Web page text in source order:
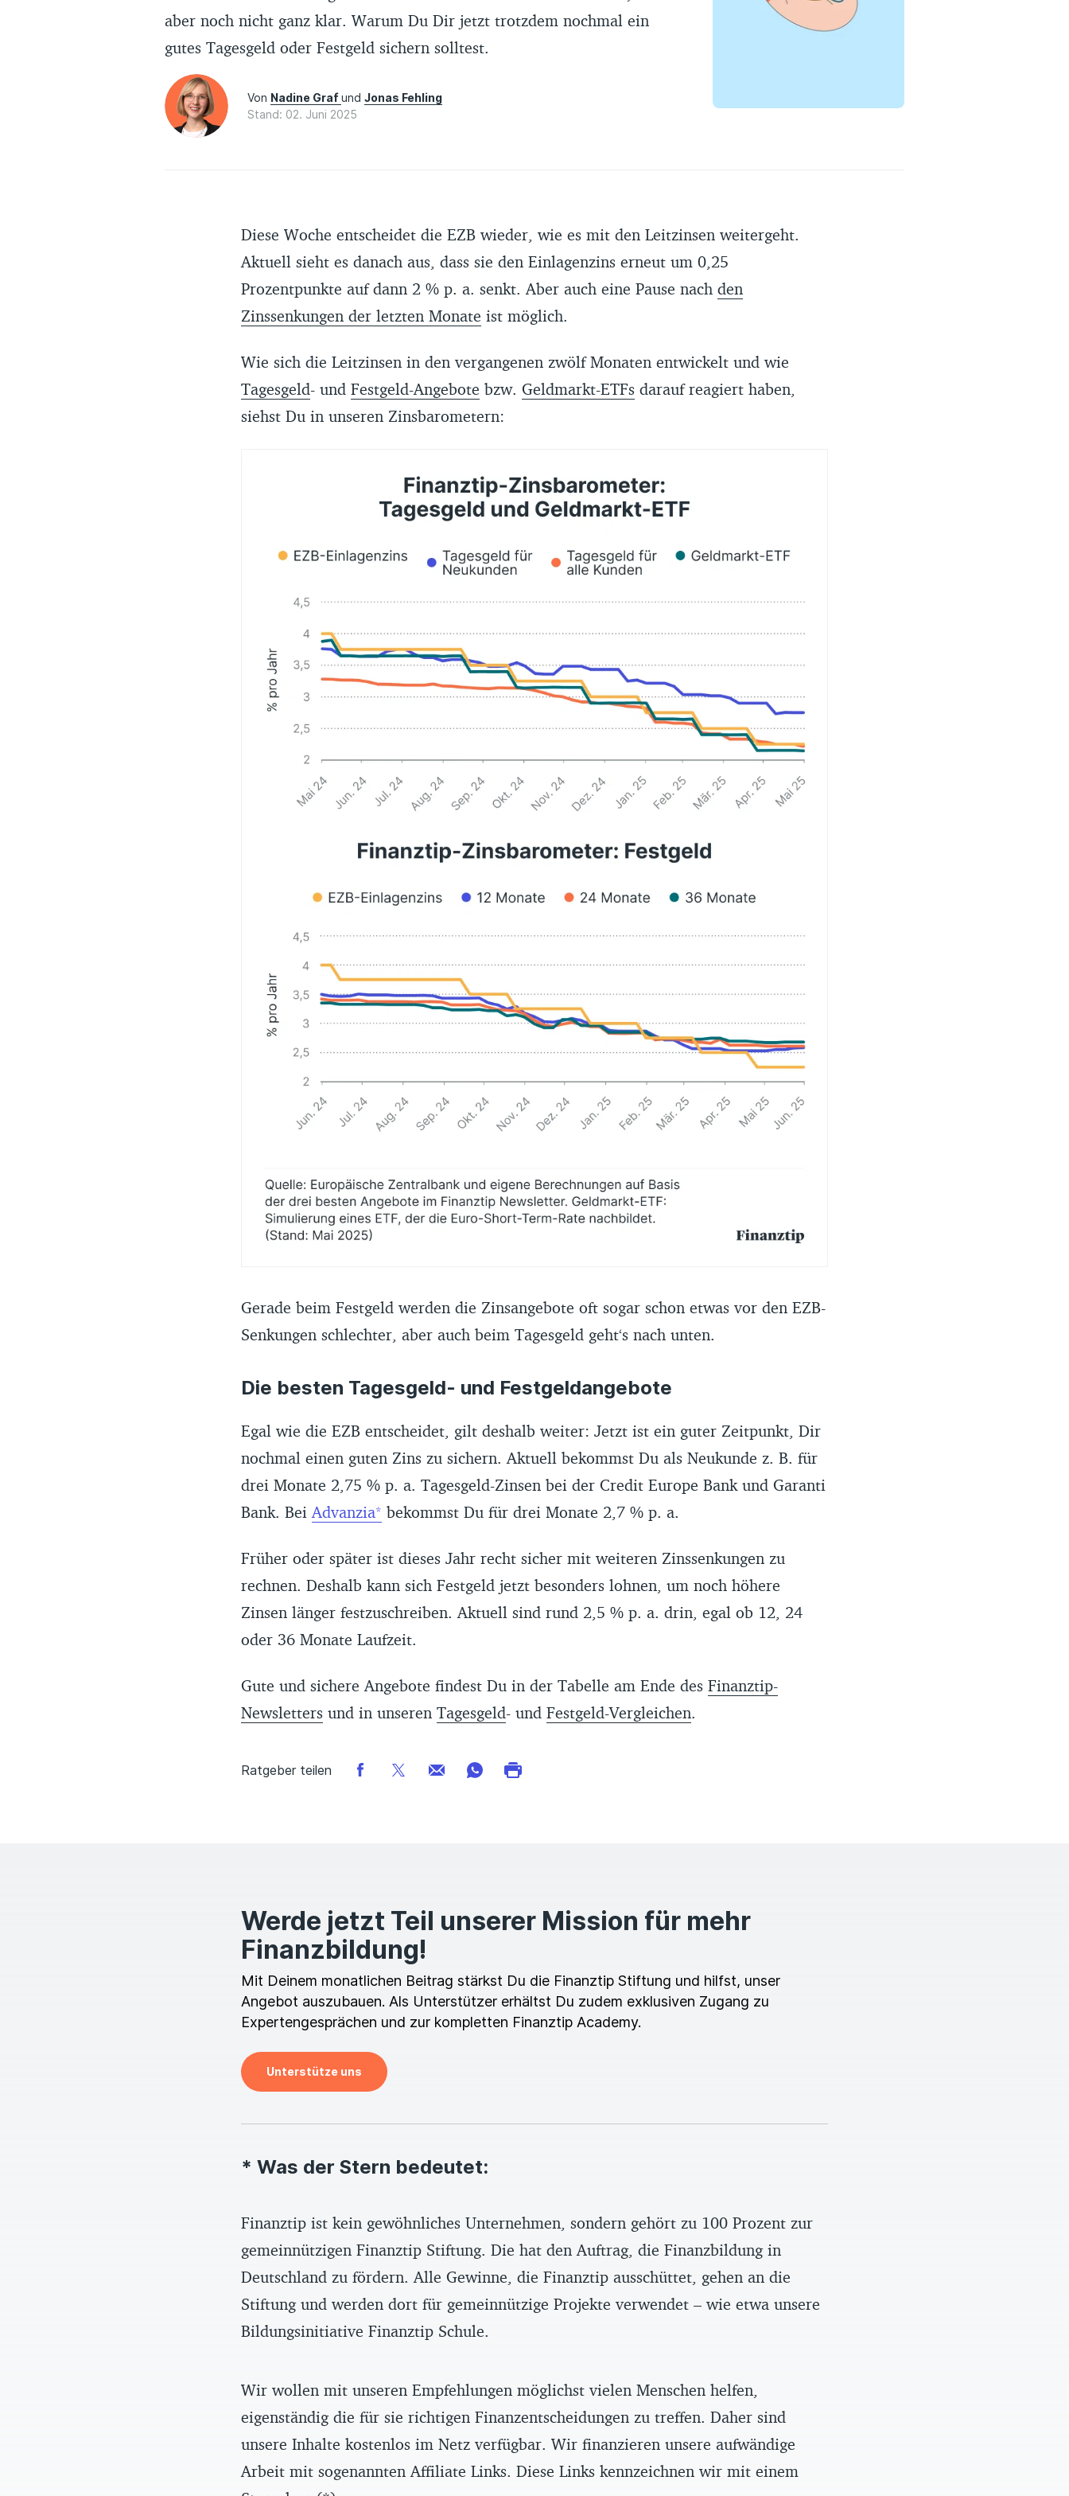
Erfahrungsportal
Academy
aber noch nicht ganz klar. Warum Du Dir jetzt trotzdem nochmal ein
gutes Tagesgeld oder Festgeld sichern solltest.
Von Nadine GrafundJonas Fehling
Stand: 02. Juni 2025
Diese Woche entscheidet die EZB wieder, wie es mit den Leitzinsen weitergeht.
Aktuell sieht es danach aus, dass sie den Einlagenzins erneut um 0,25
Prozentpunkte auf dann 2 % p. a. senkt. Aber auch eine Pause nach den
Zinssenkungen der letzten Monate ist möglich.
Wie sich die Leitzinsen in den vergangenen zwölf Monaten entwickelt und wie
Tagesgeld- und Festgeld-Angebote bzw. Geldmarkt-ETFs darauf reagiert haben,
siehst Du in unseren Zinsbarometern:
Gerade beim Festgeld werden die Zinsangebote oft sogar schon etwas vor den EZB-
Senkungen schlechter, aber auch beim Tagesgeld geht‘s nach unten.
Die besten Tagesgeld- und Festgeldangebote
Egal wie die EZB entscheidet, gilt deshalb weiter: Jetzt ist ein guter Zeitpunkt, Dir
nochmal einen guten Zins zu sichern. Aktuell bekommst Du als Neukunde z. B. für
drei Monate 2,75 % p. a. Tagesgeld-Zinsen bei der Credit Europe Bank und Garanti
Bank. Bei Advanzia bekommst Du für drei Monate 2,7 % p. a.
Früher oder später ist dieses Jahr recht sicher mit weiteren Zinssenkungen zu
rechnen. Deshalb kann sich Festgeld jetzt besonders lohnen, um noch höhere
Zinsen länger festzuschreiben. Aktuell sind rund 2,5 % p. a. drin, egal ob 12, 24
oder 36 Monate Laufzeit.
Gute und sichere Angebote findest Du in der Tabelle am Ende des Finanztip-
Newsletters und in unseren Tagesgeld- und Festgeld-Vergleichen.
Ratgeber teilen
Werde jetzt Teil unserer Mission für mehr
Finanzbildung!
Mit Deinem monatlichen Beitrag stärkst Du die Finanztip Stiftung und hilfst, unser
Angebot auszubauen. Als Unterstützer erhältst Du zudem exklusiven Zugang zu
Expertengesprächen und zur kompletten Finanztip Academy.
Unterstütze uns
* Was der Stern bedeutet:
Finanztip ist kein gewöhnliches Unternehmen, sondern gehört zu 100 Prozent zur
gemeinnützigen Finanztip Stiftung. Die hat den Auftrag, die Finanzbildung in
Deutschland zu fördern. Alle Gewinne, die Finanztip ausschüttet, gehen an die
Stiftung und werden dort für gemeinnützige Projekte verwendet – wie etwa unsere
Bildungsinitiative Finanztip Schule.
Wir wollen mit unseren Empfehlungen möglichst vielen Menschen helfen,
eigenständig die für sie richtigen Finanzentscheidungen zu treffen. Daher sind
unsere Inhalte kostenlos im Netz verfügbar. Wir finanzieren unsere aufwändige
Arbeit mit sogenannten Affiliate Links. Diese Links kennzeichnen wir mit einem